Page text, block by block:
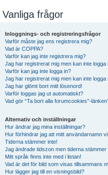
Vanliga frågor
Inloggnings- och registreringsfrågor
Varför måste jag ens registrera mig?
Vad är COPPA?
Varför kan jag inte registrera mig?
Jag har registrerat mig men kan inte logga
Varför kan jag inte logga in?
Jag har registrerat mig men kan inte logga
Jag har glömt bort mitt lösenord!
Varför loggas jag ut automatiskt?
Vad gör “Ta bort alla forumcookies”-
Alternativ och inställningar
Hur ändrar jag mina inställningar?
Hur förhindrar jag att mitt användarnamn
Tiderna stämmer inte!
Jag ändrade tidszon men tiderna stämmer
Mitt språk finns inte med i listan!
Vad är det för bild som visas tillsammans
Hur lägger jag till en visningsbild?